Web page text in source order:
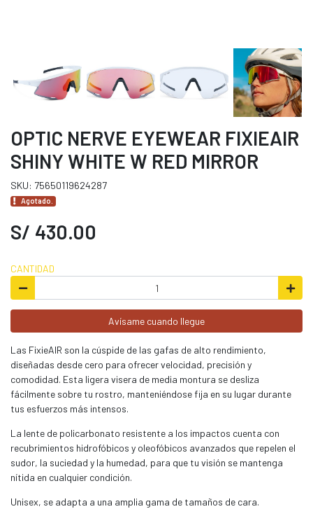
OPTIC NERVE EYEWEAR FIXIEAIR
SHINY WHITE W RED MIRROR
SKU: 75650119624287
Agotado.
S/ 430.00
CANTIDAD
Avísame cuando llegue
Las FixieAIR son la cúspide de las gafas de alto rendimiento,
diseñadas desde cero para ofrecer velocidad, precisión y
comodidad. Esta ligera visera de media montura se desliza
fácilmente sobre tu rostro, manteniéndose fija en su lugar durante
tus esfuerzos más intensos.
La lente de policarbonato resistente a los impactos cuenta con
recubrimientos hidrofóbicos y oleofóbicos avanzados que repelen el
sudor, la suciedad y la humedad, para que tu visión se mantenga
nítida en cualquier condición.
Unisex, se adapta a una amplia gama de tamaños de cara.